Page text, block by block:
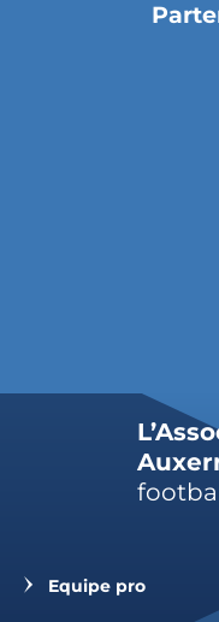
Equipe pro